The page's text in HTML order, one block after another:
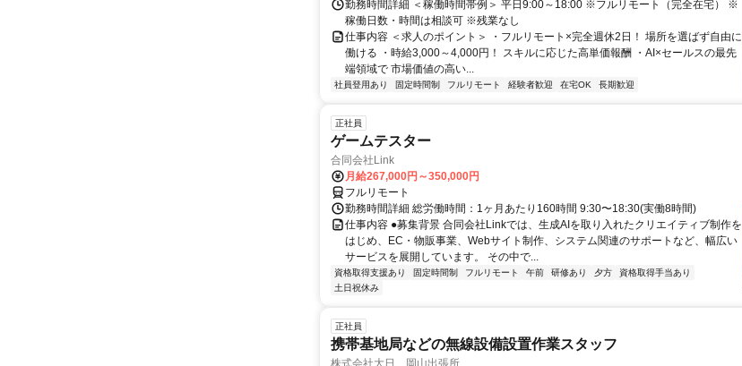
勤務時間詳細 ＜稼働時間帯例＞ 平日9:00～18:00 ※フルリモート（完全在宅） ※
稼働日数・時間は相談可 ※残業なし
仕事内容 ＜求人のポイント＞ ・フルリモート×完全週休2日！ 場所を選ばず自由に
働ける ・時給3,000～4,000円！ スキルに応じた高単価報酬 ・AI×セールスの最先
端領域で 市場価値の高い...
社員登用あり 固定時間制 フルリモート 経験者歓迎 在宅OK 長期歓迎
正社員
ゲームテスター
合同会社Link
月給267,000円～350,000円
フルリモート
勤務時間詳細 総労働時間：1ヶ月あたり160時間 9:30〜18:30(実働8時間)
仕事内容 ●募集背景 合同会社Linkでは、生成AIを取り入れたクリエイティブ制作を
はじめ、EC・物販事業、Webサイト制作、システム関連のサポートなど、幅広い
サービスを展開しています。 その中で...
資格取得支援あり 固定時間制 フルリモート 午前 研修あり 夕方
資格取得手当あり
土日祝休み
正社員
携帯基地局などの無線設備設置作業スタッフ
株式会社大日 岡山出張所